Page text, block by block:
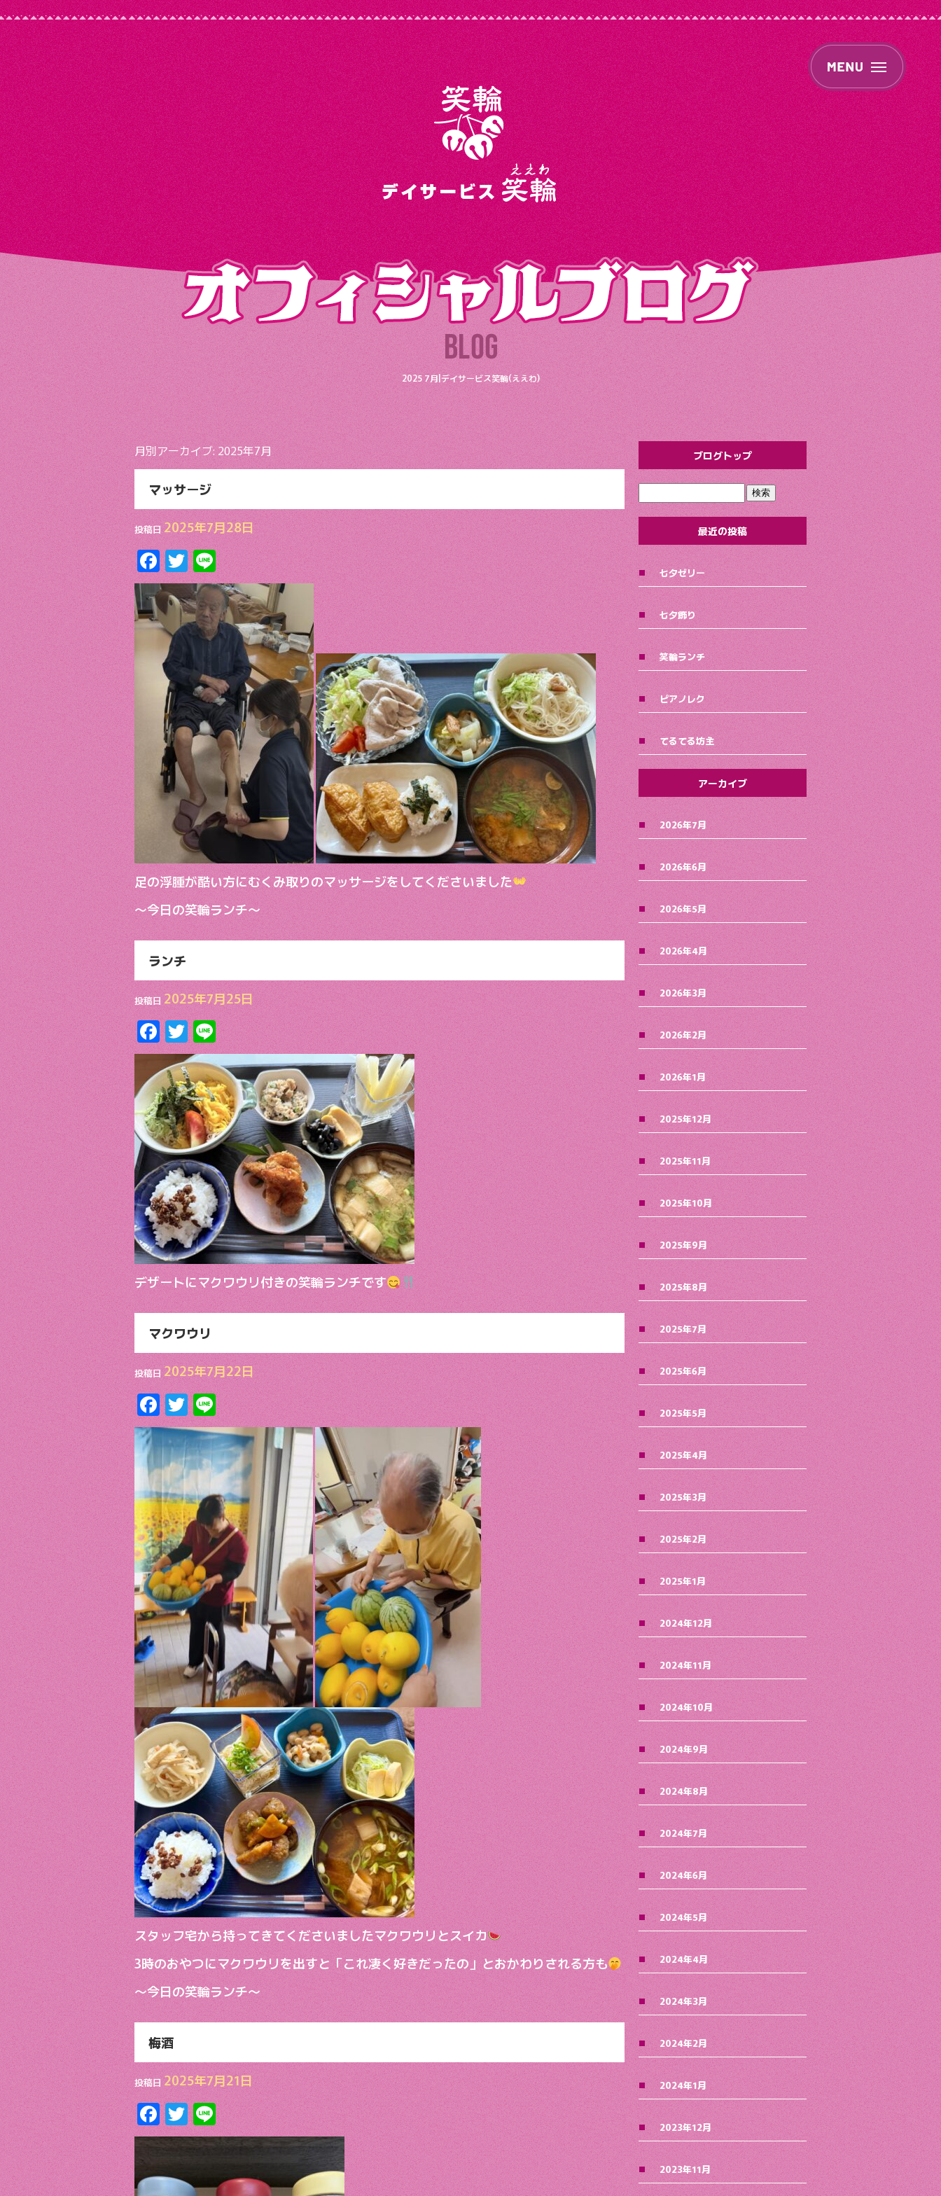
2025 7月|デイサービス笑輪(ええわ)
月別アーカイブ:2025年7月
マッサージ
投稿日 2025年7月28日
F
ac
e
b
o
o
k
T
w
itt
er
Li
n
e
足の浮腫が酷い方にむくみ取りのマッサージをしてくださいました
〜今日の笑輪ランチ〜
ランチ
投稿日 2025年7月25日
F
ac
e
b
o
o
k
T
w
itt
er
Li
n
e
デザートにマクワウリ付きの笑輪ランチです
マクワウリ
投稿日 2025年7月22日
F
ac
e
b
o
o
k
T
w
itt
er
Li
n
e
スタッフ宅から持ってきてくださいましたマクワウリとスイカ
3時のおやつにマクワウリを出すと「これ凄く好きだったの」とおかわりされる方も
～今日の笑輪ランチ～
梅酒
投稿日 2025年7月21日
F
ac
e
b
T
w
er
Li
n
ブログトップ
最近の投稿
七夕ゼリー
七夕飾り
笑輪ランチ
ピアノレク
てるてる坊主
アーカイブ
2026年7月
2026年6月
2026年5月
2026年4月
2026年3月
2026年2月
2026年1月
2025年12月
2025年11月
2025年10月
2025年9月
2025年8月
2025年7月
2025年6月
2025年5月
2025年4月
2025年3月
2025年2月
2025年1月
2024年12月
2024年11月
2024年10月
2024年9月
2024年8月
2024年7月
2024年6月
2024年5月
2024年4月
2024年3月
2024年2月
2024年1月
2023年12月
2023年11月